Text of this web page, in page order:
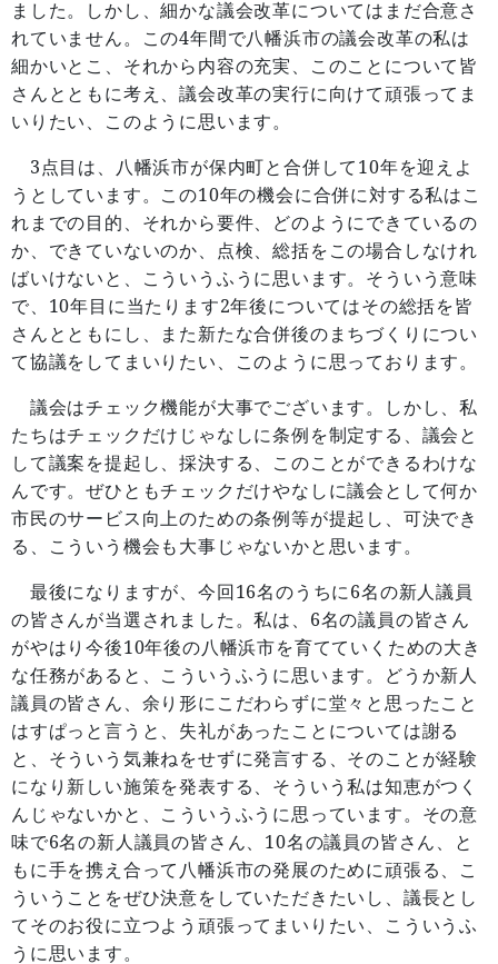
ました。しかし、細かな議会改革についてはまだ合意さ
れていません。この4年間で八幡浜市の議会改革の私は
細かいとこ、それから内容の充実、このことについて皆
さんとともに考え、議会改革の実行に向けて頑張ってま
いりたい、このように思います。
3 点目は、八幡浜市が保内町と合併して 10年を迎えよ
うとしています。この10年の機会に合併に対する私はこ
れまでの目的、それから要件、どのようにできているの
か、できていないのか、点検、総括をこの場合しなけれ
ばいけないと、こういうふうに思います。そういう意味
で、 10年目に当たります2年後についてはその総括を皆
さんとともにし、また新たな合併後のまちづくりについ
て協議をしてまいりたい、このように思っております。
議会はチェック機能が大事でございます。しかし、私
たちはチェックだけじゃなしに条例を制定する、議会と
して議案を提起し、採決する、このことができるわけな
んです。ぜひともチェックだけやなしに議会として何か
市民のサービス向上のための条例等が提起し、可決でき
る、こういう機会も大事じゃないかと思います。
最後になりますが、今回 16名のうちに 6名の新人議員
の皆さんが当選されました。私は、 6名の議員の皆さん
がやはり今後10年後の八幡浜市を育てていくための大き
な任務があると、こういうふうに思います。どうか新人
議員の皆さん、余り形にこだわらずに堂々と思ったこと
はすぱっと言うと、失礼があったことについては謝る
と、そういう気兼ねをせずに発言する、そのことが経験
になり新しい施策を発表する、そういう私は知恵がつく
んじゃないかと、こういうふうに思っています。その意
味で6名の新人議員の皆さん、 10名の議員の皆さん、と
もに手を携え合って八幡浜市の発展のために頑張る、こ
ういうことをぜひ決意をしていただきたいし、議長とし
てそのお役に立つよう頑張ってまいりたい、こういうふ
うに思います。